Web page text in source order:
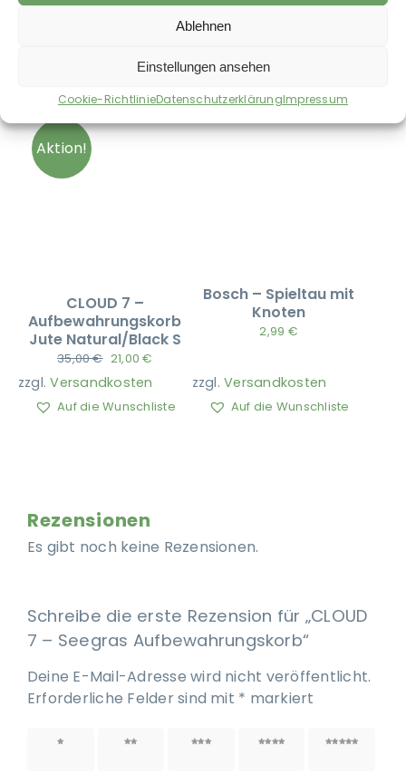
Ablehnen
Einstellungen ansehen
Cookie-RichtlinieDatenschutzerklärungImpressum
Aktion!
CLOUD 7 –
Aufbewahrungskorb
Jute Natural/Black S
35,00€ Ursprünglicher
war:
35,00 €
21,00€
21,00 €.
zzgl.Versandkosten
Auf die Wunschliste
Bosch – Spieltau mit
Knoten
2,99 €
zzgl.Versandkosten
Auf die Wunschliste
Rezensionen
Es gibt noch keine Rezensionen.
Schreibe die erste Rezension für „CLOUD
7 – Seegras Aufbewahrungskorb“
Deine E-Mail-Adresse wird nicht veröffentlicht.
Erforderliche Felder sind mit * markiert
1 von 2 von 3 von 4 von 5 von